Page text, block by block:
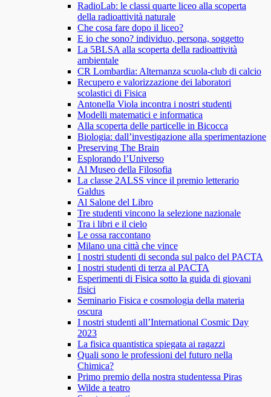
RadioLab: le classi quarte liceo alla scoperta
della radioattività naturale
Che cosa fare dopo il liceo?
E io che sono? individuo, persona, soggetto
La 5BLSA alla scoperta della radioattività
ambientale
CR Lombardia: Alternanza scuola-club di calcio
Recupero e valorizzazione dei laboratori
scolastici di Fisica
Antonella Viola incontra i nostri studenti
Modelli matematici e informatica
Alla scoperta delle particelle in Bicocca
Biologia: dall’investigazione alla sperimentazione
Preserving The Brain
Esplorando l’Universo
Al Museo della Filosofia
La classe 2ALSS vince il premio letterario
Galdus
Al Salone del Libro
Tre studenti vincono la selezione nazionale
Tra i libri e il cielo
Le ossa raccontano
Milano una città che vince
I nostri studenti di seconda sul palco del PACTA
I nostri studenti di terza al PACTA
Esperimenti di Fisica sotto la guida di giovani
fisici
Seminario Fisica e cosmologia della materia
oscura
I nostri studenti all’International Cosmic Day
2023
La fisica quantistica spiegata ai ragazzi
Quali sono le professioni del futuro nella
Chimica?
Primo premio della nostra studentessa Piras
Wilde a teatro